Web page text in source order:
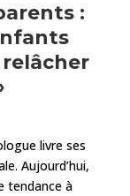
:
livre ses
Aujourd’hui,
tendance à